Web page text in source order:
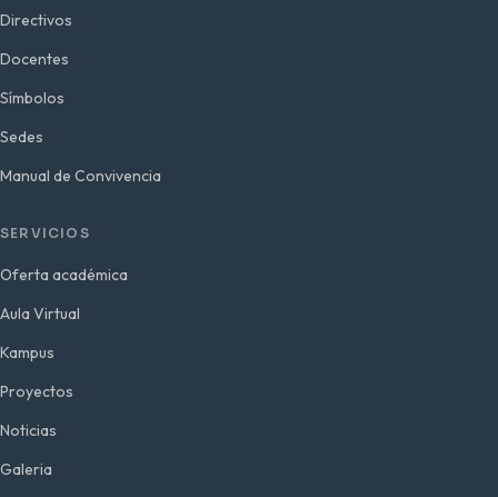
Directivos
Docentes
Símbolos
Sedes
Manual de Convivencia
SERVICIOS
Oferta académica
Aula Virtual
Kampus
Proyectos
Noticias
Galeria